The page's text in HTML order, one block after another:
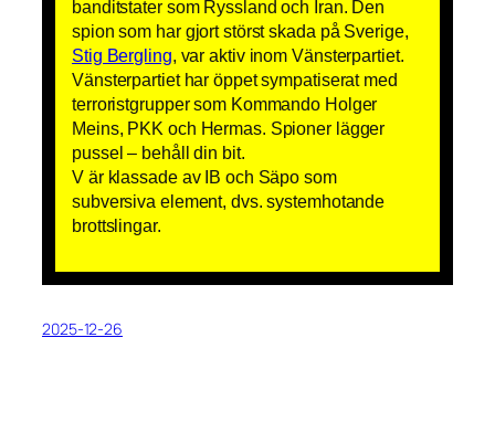
banditstater som Ryssland och Iran. Den
spion som har gjort störst skada på Sverige,
Stig Bergling , var aktiv inom Vänsterpartiet.
Vänsterpartiet har öppet sympatiserat med
terroristgrupper som Kommando Holger
Meins, PKK och Hermas. Spioner lägger
pussel – behåll din bit.
V är klassade av IB och Säpo som
subversiva element, dvs. systemhotande
brottslingar.
2025-12-26